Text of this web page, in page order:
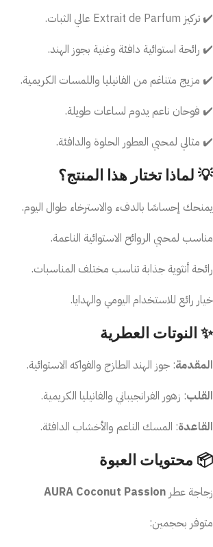
✔️ تركيز Extrait de Parfum عالي الثبات.
✔️ رائحة استوائية دافئة وغنية بجوز الهند.
✔️ مزيج متناغم من الفانيليا واللمسات الكريمية.
✔️ فوحان ناعم يدوم لساعات طويلة.
✔️ مثالي لمحبي العطور الحلوة والدافئة.
💡 لماذا تختار هذا المنتج؟
يمنحك إحساسًا بالدفء والاسترخاء طوال اليوم.
مناسب لمحبي الروائح الاستوائية الناعمة.
رائحة أنثوية جذابة تناسب مختلف المناسبات.
خيار رائع للاستخدام اليومي والهدايا.
✨ النوتات العطرية
المقدمة: جوز الهند الطازج والفواكه الاستوائية.
القلب: زهور الفرانجيباني والفانيليا الكريمية.
القاعدة: المسك الناعم والأخشاب الدافئة.
📦 محتويات العبوة
زجاجة عطر AURA Coconut Passion
متوفر بحجمين: